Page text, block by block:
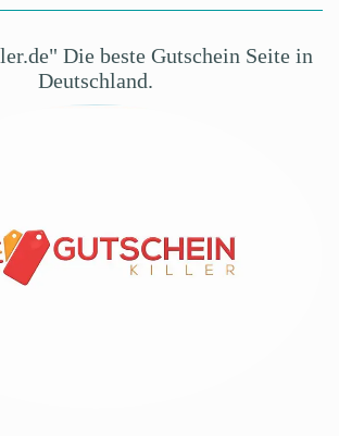
Die beste Gutschein Seite in
Deutschland.